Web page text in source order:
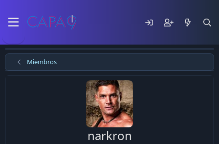
Miembros
narkron